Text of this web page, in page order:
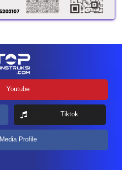
Youtube
Tiktok
Media Profile